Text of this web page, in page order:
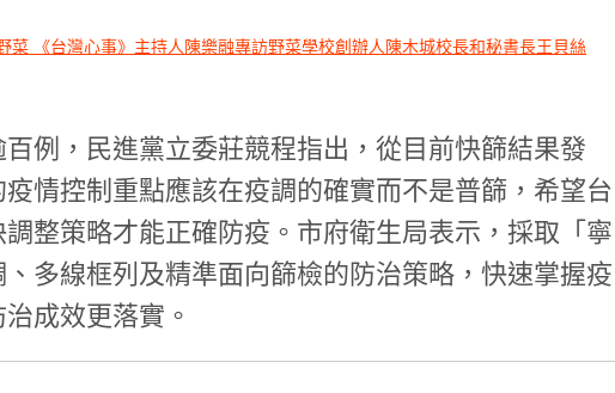
菜 《台灣心事》主持人陳樂融專訪野菜學校創辦人陳木城校長和秘書長王貝絲
例，民進黨立委莊競程指出，從目前快篩結果發
情控制重點應該在疫調的確實而不是普篩，希望台
整策略才能正確防疫。市府衛生局表示，採取「寧
多線框列及精準面向篩檢的防治策略，快速掌握疫
成效更落實。